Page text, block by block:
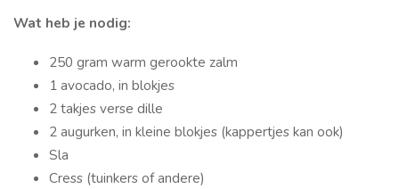
Wat heb je nodig:
250 gram warm gerookte zalm
1 avocado, in blokjes
2 takjes verse dille
2 augurken, in kleine blokjes (kappertjes kan ook)
Sla
Cress (tuinkers of andere)